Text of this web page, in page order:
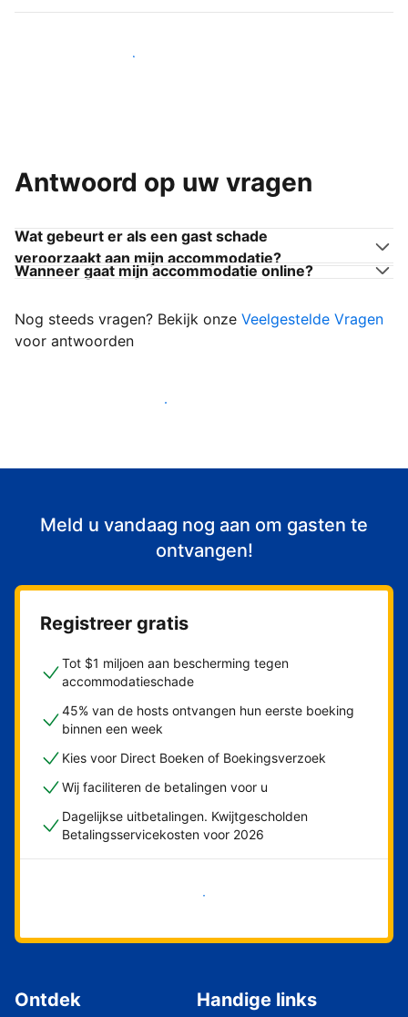
Word een van onze vele hosts
Antwoord op uw vragen
Wat gebeurt er als een gast schade
veroorzaakt aan mijn accommodatie?
Wanneer gaat mijn accommodatie online?
Nog steeds vragen? Bekijk onze Veelgestelde Vragen
voor antwoorden
Begin met het verwelkomen van gasten
Meld u vandaag nog aan om gasten te
ontvangen!
Registreer gratis
Tot $1 miljoen aan bescherming tegen
accommodatieschade
45% van de hosts ontvangen hun eerste boeking
binnen een week
Kies voor Direct Boeken of Boekingsverzoek
Wij faciliteren de betalingen voor u
Dagelijkse uitbetalingen. Kwijtgescholden
Betalingsservicekosten voor 2026
Nu meteen beginnen
Ontdek Handige links